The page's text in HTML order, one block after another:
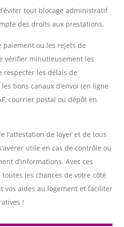
tout blocage administratif
des droits aux prestations.
paiement ou les rejets de
vérifier minutieusement les
respecter les délais de
bons canaux d’envoi (en ligne
courrier postal ou dépôt en
l’attestation de loyer et de tous
utile en cas de contrôle ou
d’informations. Avec ces
les chances de votre côté
vos aides au logement et faciliter
!